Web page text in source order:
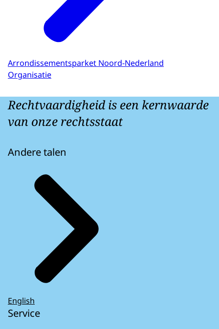
Arrondissementsparket Noord-Nederland
Organisatie
Rechtvaardigheid is een kernwaarde
van onze rechtsstaat
Andere talen
English
Service